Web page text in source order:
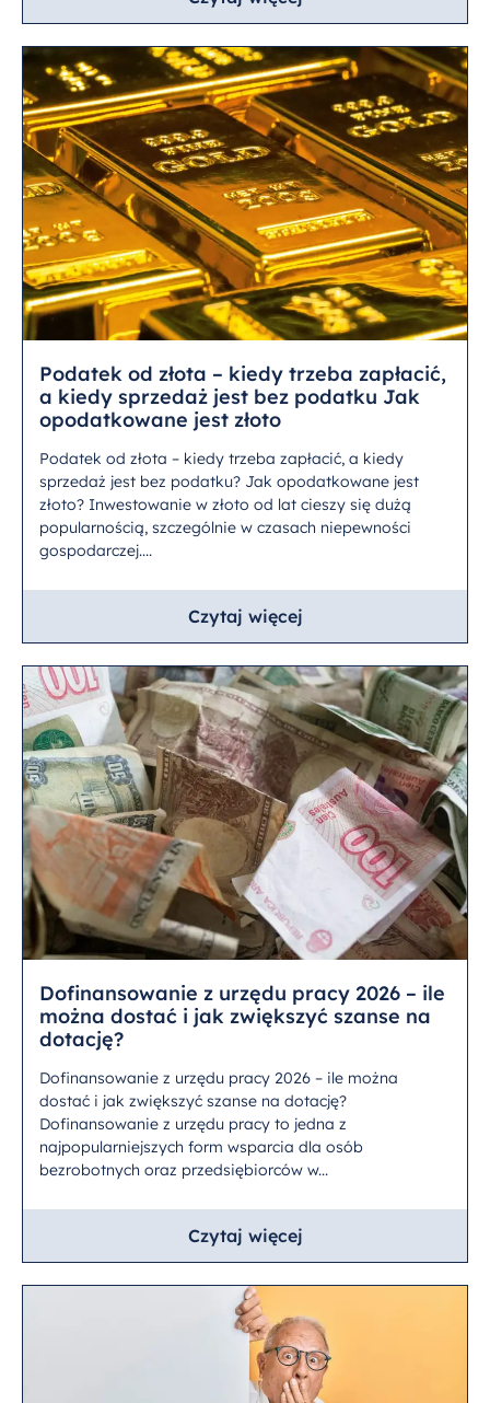
Podatek od złota – kiedy trzeba zapłacić,
a kiedy sprzedaż jest bez podatku Jak
opodatkowane jest złoto
Podatek od złota – kiedy trzeba zapłacić, a kiedy
sprzedaż jest bez podatku? Jak opodatkowane jest
złoto? Inwestowanie w złoto od lat cieszy się dużą
popularnością, szczególnie w czasach niepewności
gospodarczej....
Czytaj więcej
Dofinansowanie z urzędu pracy 2026 – ile
można dostać i jak zwiększyć szanse na
dotację?
Dofinansowanie z urzędu pracy 2026 – ile można
dostać i jak zwiększyć szanse na dotację?
Dofinansowanie z urzędu pracy to jedna z
najpopularniejszych form wsparcia dla osób
bezrobotnych oraz przedsiębiorców w...
Czytaj więcej